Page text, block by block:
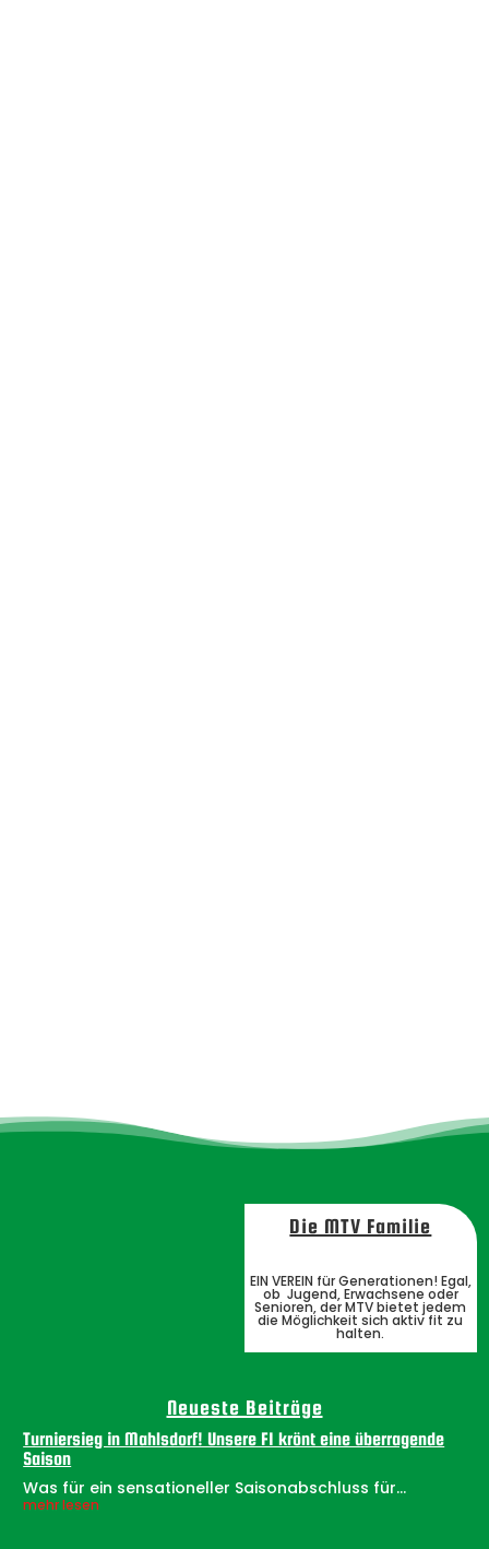
Die MTV Familie
EIN VEREIN für Generationen! Egal,
ob Jugend, Erwachsene oder
Senioren, der MTV bietet jedem
die Möglichkeit sich aktiv fit zu
halten.
Neueste Beiträge
Turniersieg in Mahlsdorf! Unsere F1 krönt eine überragende
Saison
Was für ein sensationeller Saisonabschluss für...
mehr lesen